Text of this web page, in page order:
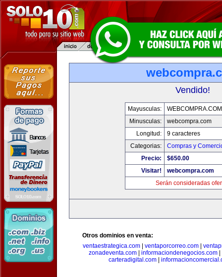
Vendido!
Mayusculas:
WEBCOMPRA.COM
Minusculas:
webcompra.com
Longitud:
9 caracteres
Categorias:
Compras y
Precio:
$650.00
Visitar!
webcompra.com
Serán consideradas
Otros dominios en venta:
ventaestrategica.com| ventaporcorreo.com|
zonadeventa.com| informaciondenegocios.com|
carteradigital.com